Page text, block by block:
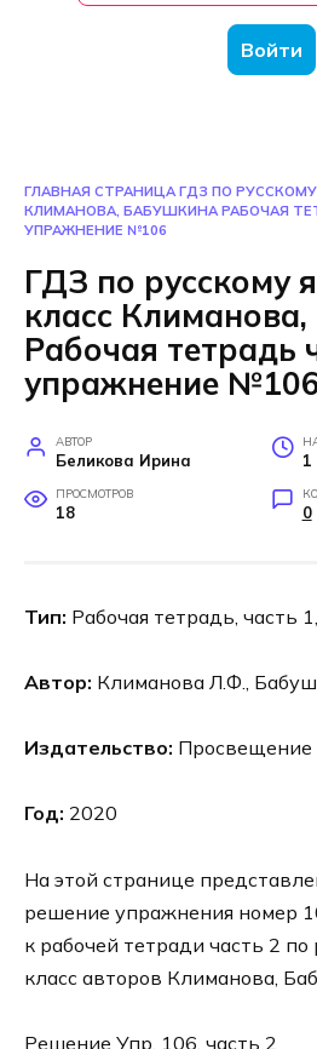
Войти
ГЛАВНАЯ СТРАНИЦА ГДЗ ПО
КЛИМАНОВА, БАБУШКИНА РАБОЧАЯ
УПРАЖНЕНИЕ №106
ГДЗ по русскому
класс
Рабочая тетрадь
упражнение
АВТОР
Беликова Ирина 1
ПРОСМОТРОВ
18 0
Тип: Рабочая тетрадь, часть
Автор: Климанова Л.Ф.,
Издательство: Просвещение
Год: 2020
На этой странице
решение упражнения номер
к рабочей тетради часть 2 по
класс авторов Климанова,
Решение Упр. 106, часть 2